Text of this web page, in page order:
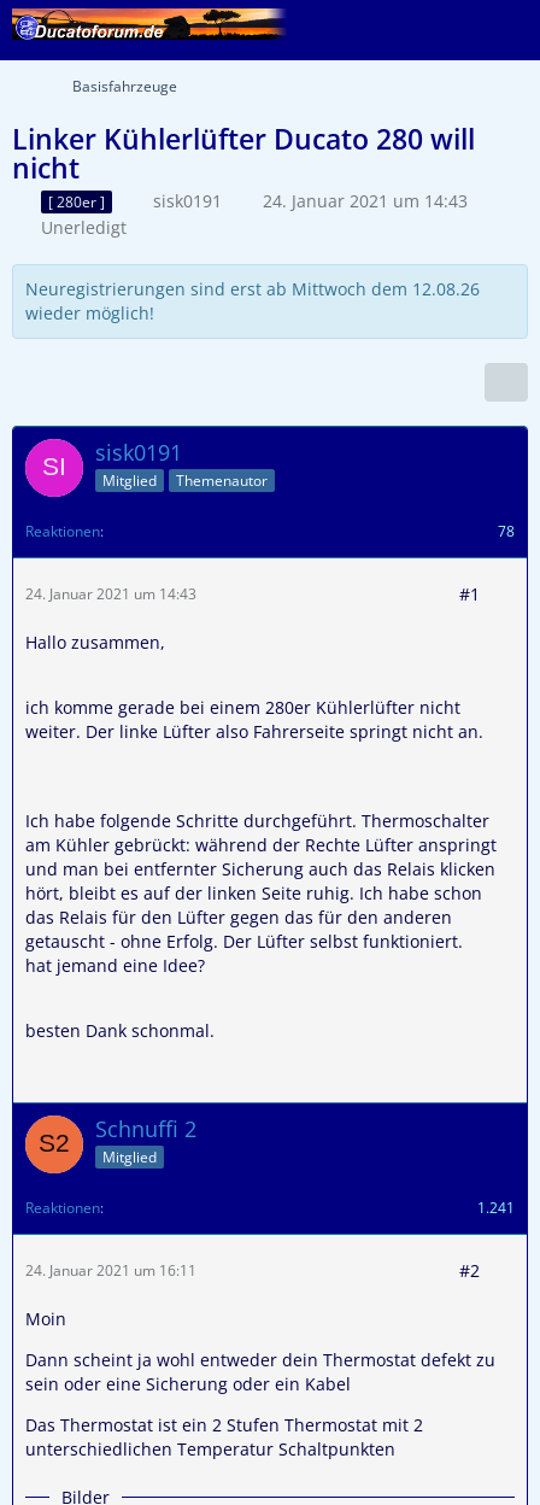
Basisfahrzeuge
Linker Kühlerlüfter Ducato 280 will
nicht
[ 280er ] sisk0191
24. Januar 2021 um 14:43
Unerledigt
Neuregistrierungen sind erst ab Mittwoch dem 12.08.26
wieder möglich!
sisk0191
Mitglied Themenautor
Reaktionen 78
24. Januar 2021 um 14:43 #1
Hallo zusammen,
ich komme gerade bei einem 280er Kühlerlüfter nicht
weiter. Der linke Lüfter also Fahrerseite springt nicht an.
Ich habe folgende Schritte durchgeführt. Thermoschalter
am Kühler gebrückt: während der Rechte Lüfter anspringt
und man bei entfernter Sicherung auch das Relais klicken
hört, bleibt es auf der linken Seite ruhig. Ich habe schon
das Relais für den Lüfter gegen das für den anderen
getauscht - ohne Erfolg. Der Lüfter selbst funktioniert.
hat jemand eine Idee?
besten Dank schonmal.
Schnuffi 2
Mitglied
Reaktionen 1.241
24. Januar 2021 um 16:11 #2
Moin
Dann scheint ja wohl entweder dein Thermostat defekt zu
sein oder eine Sicherung oder ein Kabel
Das Thermostat ist ein 2 Stufen Thermostat mit 2
unterschiedlichen Temperatur Schaltpunkten
Bilder